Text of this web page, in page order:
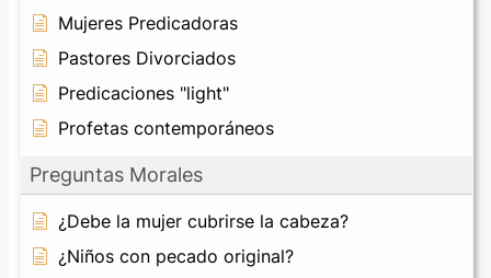
Mujeres Predicadoras
Pastores Divorciados
Predicaciones "light"
Profetas contemporáneos
Preguntas Morales
¿Debe la mujer cubrirse la cabeza?
¿Niños con pecado original?